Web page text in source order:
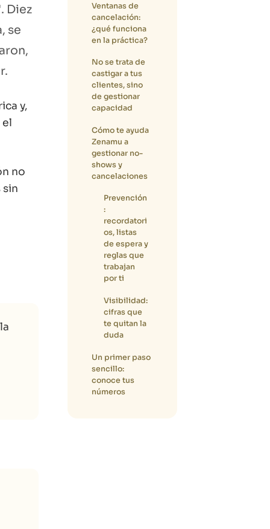
Diez
se
y,
el
no
sin
Ventanas de
cancelación:
¿qué funciona
en la práctica?
No se trata de
castigar a tus
clientes, sino
de gestionar
capacidad
Cómo te ayuda
Zenamu a
gestionar no-
showsy
cancelaciones
Prevención
:
recordatori
os, listas
de espera y
reglas que
trabajan
por ti
Visibilidad:
cifras que
te quitan la
duda
Un primer paso
sencillo:
conoce tus
números